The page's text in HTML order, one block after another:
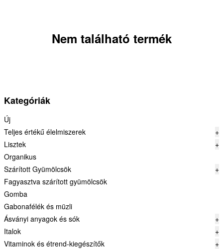
Kategóriák
Új
Teljes értékű élelmiszerek
+
Lisztek
+
Organikus
Szárított Gyümölcsök
+
Fagyasztva szárított gyümölcsök
Gomba
Gabonafélék és müzli
Ásványi anyagok és sók
+
Italok
+
Vitaminok és étrend-kiegészítők
+
Nem található termék